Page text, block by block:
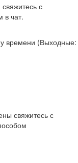
с
в чат.
времени (Выходные:
свяжитесь с